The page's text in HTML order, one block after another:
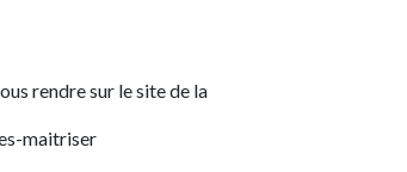
rendre sur le site de la
maitriser